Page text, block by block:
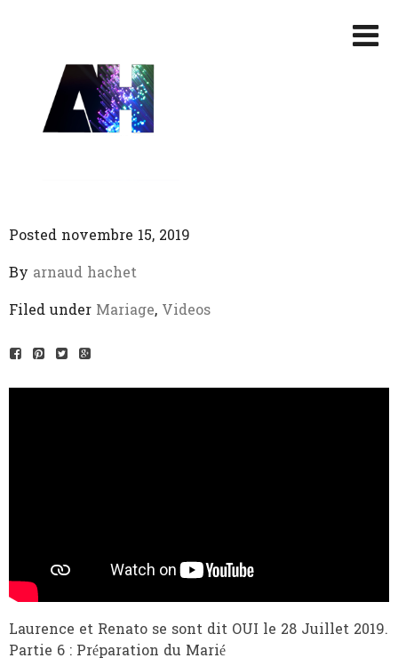
Posted novembre 15, 2019
By arnaud hachet
Filed under Mariage, Videos
Laurence et Renato se sont dit OUI le 28 Juillet 2019.
Partie 6 : Préparation du Marié